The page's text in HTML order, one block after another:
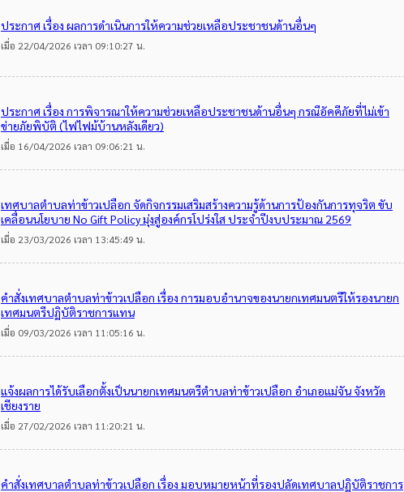
ประกาศ เรื่อง ผลการดำเนินการให้ความช่วยเหลือประชาชนด้านอื่นๆ
เมื่อ 22/04/2026 เวลา 09:10:27 น.
ประกาศ เรื่อง การพิจารณาให้ความช่วยเหลือประชาชนด้านอื่นๆ กรณีอัคคีภัยที่ไม่เข้า
ข่ายภัยพิบัติ (ไฟไฟม้บ้านหลังเดียว)
เมื่อ 16/04/2026 เวลา 09:06:21 น.
เทศบาลตำบลท่าข้าวเปลือก จัดกิจกรรมเสริมสร้างความรู้ด้านการป้องกันการทุจริต ขับ
เคลื่อนนโยบาย No Gift Policy มุ่งสู่องค์กรโปร่งใส ประจำปีงบประมาณ 2569
เมื่อ 23/03/2026 เวลา 13:45:49 น.
คำสั่งเทศบาลตำบลท่าข้าวเปลือก เรื่อง การมอบอำนาจของนายกเทศมนตรีให้รองนายก
เทศมนตรีปฏิบัติราชการแทน
เมื่อ 09/03/2026 เวลา 11:05:16 น.
แจ้งผลการได้รับเลือกตั้งเป็นนายกเทศมนตรีตำบลท่าข้าวเปลือก อำเภอแม่จัน จังหวัด
เชียงราย
เมื่อ 27/02/2026 เวลา 11:20:21 น.
คำสั่งเทศบาลตำบลท่าข้าวเปลือก เรื่อง มอบหมายหน้าที่รองปลัดเทศบาลปฏิบัติราชการ